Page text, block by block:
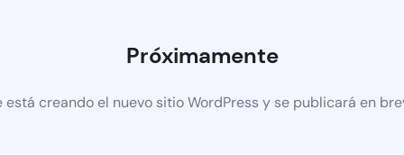
Próximamente
está creando el nuevo sitio WordPress y se publicará en